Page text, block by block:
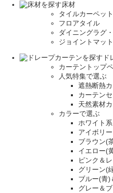
床材
タイルカーペット
フロアタイル
ダイニングラグ
ジョイントマッ
ド
カーテントップ
人気特集で選ぶ
遮熱断熱
カーテン
天然素材
カラーで選ぶ
ホワイト
アイボリ
ブラウン(
イエロー(
ピンク＆
グリーン(
ブルー(青)
グレー＆